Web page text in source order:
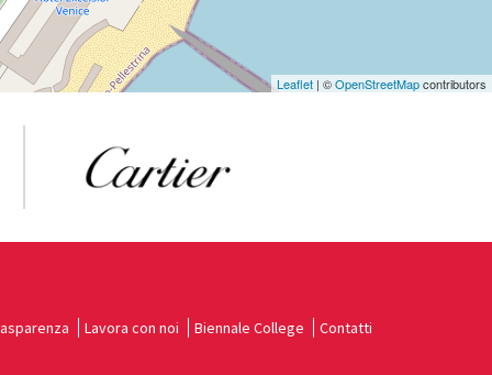
Leaflet | ©OpenStreetMapcontributors
Lavora con noi Biennale College Contatti